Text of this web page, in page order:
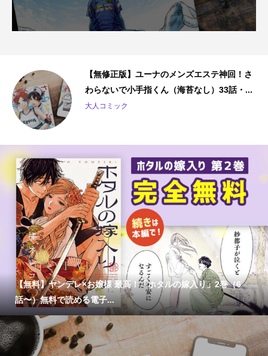
【無修正版】ユーナのメンズエステ神回！さ
わらないで小手指くん（海苔なし）33話・...
大人コミック
【無料】ヤンデレ×お嬢様 最高！「ホタルの嫁入り」2巻（6
話〜）無料で読める電子...